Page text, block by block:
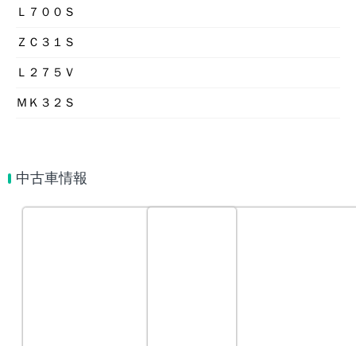
Ｌ７００Ｓ
ＺＣ３１Ｓ
Ｌ２７５Ｖ
ＭＫ３２Ｓ
中古車情報